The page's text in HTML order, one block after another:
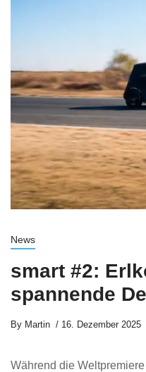
News
smart #2:
spannende
By Martin 16. Dezember 2025
Während die